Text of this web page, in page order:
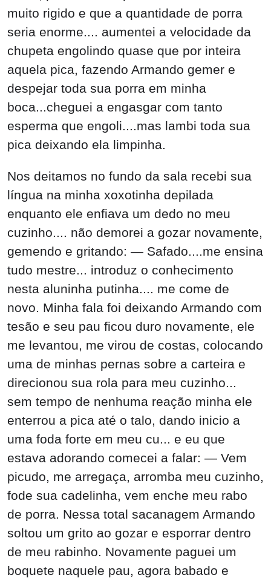
muito rigido e que a quantidade de porra
seria enorme.... aumentei a velocidade da
chupeta engolindo quase que por inteira
aquela pica, fazendo Armando gemer e
despejar toda sua porra em minha
boca...cheguei a engasgar com tanto
esperma que engoli....mas lambi toda sua
pica deixando ela limpinha.
Nos deitamos no fundo da sala recebi sua
língua na minha xoxotinha depilada
enquanto ele enfiava um dedo no meu
cuzinho.... não demorei a gozar novamente,
gemendo e gritando: — Safado....me ensina
tudo mestre... introduz o conhecimento
nesta aluninha putinha.... me come de
novo. Minha fala foi deixando Armando com
tesão e seu pau ficou duro novamente, ele
me levantou, me virou de costas, colocando
uma de minhas pernas sobre a carteira e
direcionou sua rola para meu cuzinho...
sem tempo de nenhuma reação minha ele
enterrou a pica até o talo, dando inicio a
uma foda forte em meu cu... e eu que
estava adorando comecei a falar: — Vem
picudo, me arregaça, arromba meu cuzinho,
fode sua cadelinha, vem enche meu rabo
de porra. Nessa total sacanagem Armando
soltou um grito ao gozar e esporrar dentro
de meu rabinho. Novamente paguei um
boquete naquele pau, agora babado e